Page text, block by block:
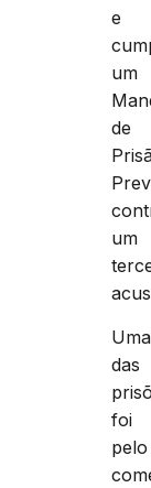
e
um
de
um
Uma
das
foi
pelo